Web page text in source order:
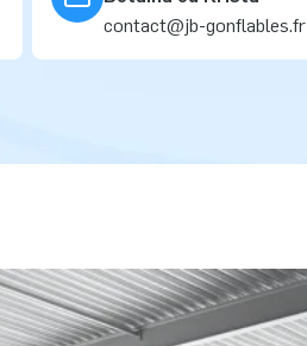
contact@jb-gonflables.fr